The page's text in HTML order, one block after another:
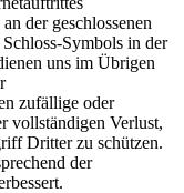
der geschlossenen
Symbols in der
uns im Übrigen
zufällige oder
vollständigen Verlust,
Dritter zu schützen.
der